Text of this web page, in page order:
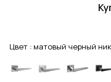
Цвет : матовый черный